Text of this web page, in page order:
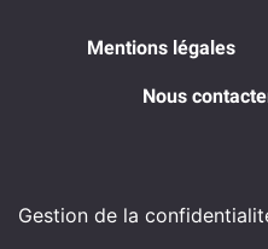
Mentions légales
Nous
Gestion de la